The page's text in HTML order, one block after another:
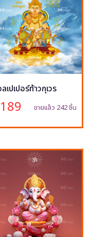
เปเปอร์ท้าวกุเวร
ขายแล้ว 242 ชิ้น